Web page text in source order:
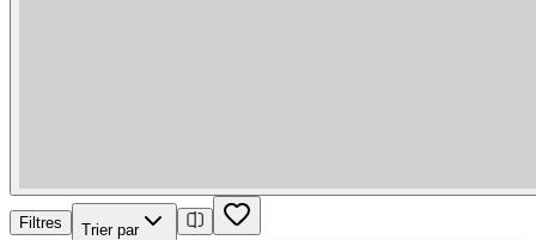
Filtres Trier par